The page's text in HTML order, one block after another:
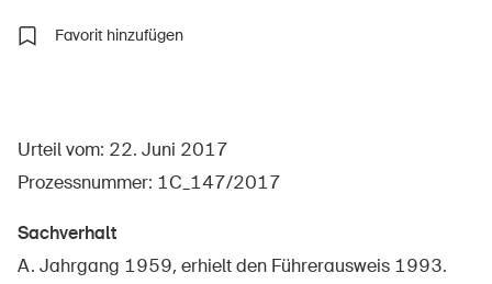
Favorit hinzufügen
Urteil vom: 22. Juni 2017
Prozessnummer: 1C_147/2017
Sachverhalt
A. Jahrgang 1959, erhielt den Führerausweis 1993.